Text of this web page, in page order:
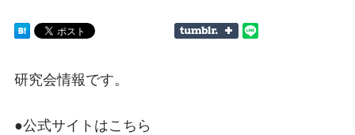
研究会情報です。
●公式サイトはこちら